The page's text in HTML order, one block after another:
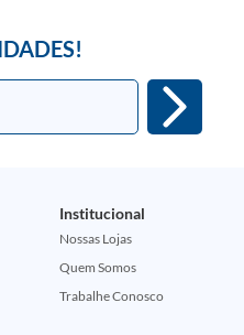
Institucional
Nossas Lojas
Quem Somos
Trabalhe Conosco